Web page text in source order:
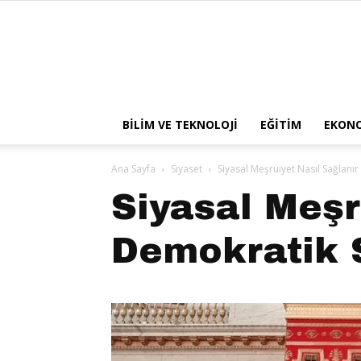
BILIM VE TEKNOLOJI EĞITIM
Ana Sayfa Siyaset Siyasal Meşruiyet Nasıl
Siyasal
Demokratik